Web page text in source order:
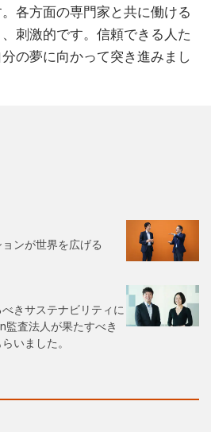
各方面の専門家と共に働ける
刺激的です。信頼できる人た
の夢に向かって突き進みまし
ンが世界を広げる
きサステナビリティに
査法人が果たすべき
いました。